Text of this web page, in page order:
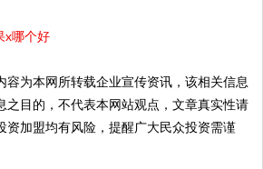
x哪个好
容为本网所转载企业宣传资讯，该相关信息
之目的，不代表本网站观点，文章真实性请
资加盟均有风险，提醒广大民众投资需谨